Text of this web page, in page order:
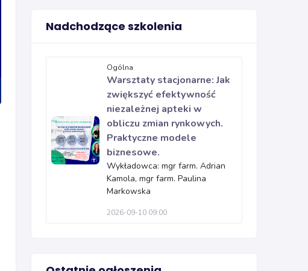
Nadchodzące szkolenia
Ogólna
Warsztaty stacjonarne: Jak
zwiększyć efektywność
niezależnej apteki w
obliczu zmian rynkowych.
Praktyczne modele
biznesowe.
Wykładowca: mgr farm. Adrian
Kamola, mgr farm. Paulina
Markowska
2026-09-10 09:00